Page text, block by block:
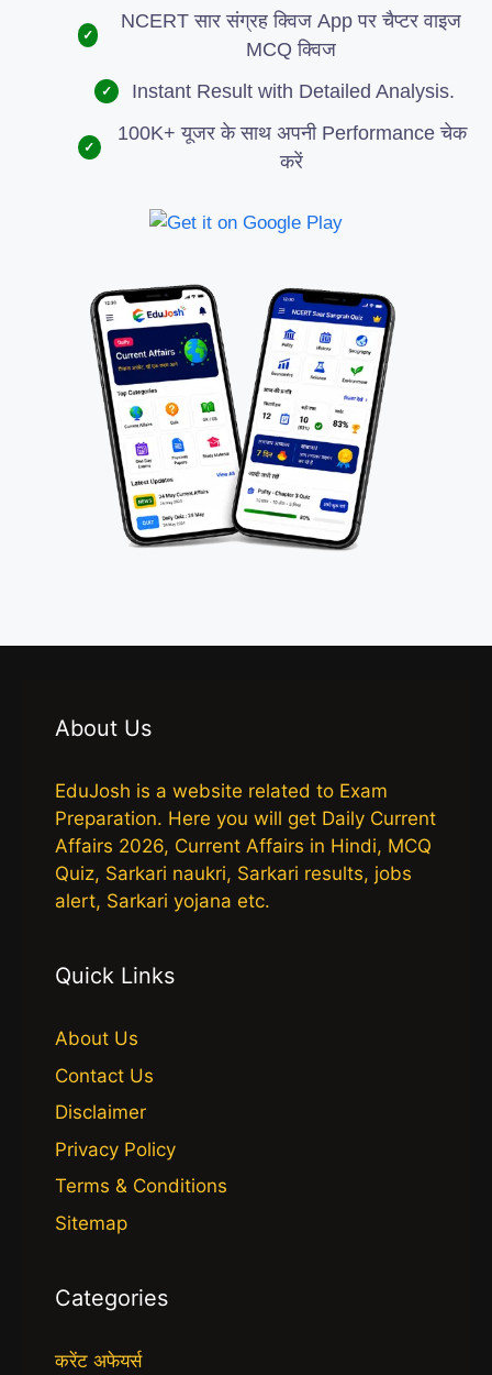
✓
NCERT सार संग्रह क्विज App पर चैप्टर वाइज
MCQ क्विज
✓ Instant Result with Detailed Analysis.
✓
100K+ यूजर के साथ अपनी Performance चेक
करें
About Us
EduJosh is a website related to Exam
Preparation. Here you will get Daily Current
Affairs 2026, Current Affairs in Hindi, MCQ
Quiz, Sarkari naukri, Sarkari results, jobs
alert, Sarkari yojana etc.
Quick Links
About Us
Contact Us
Disclaimer
Privacy Policy
Terms & Conditions
Sitemap
Categories
करेंट अफेयर्स